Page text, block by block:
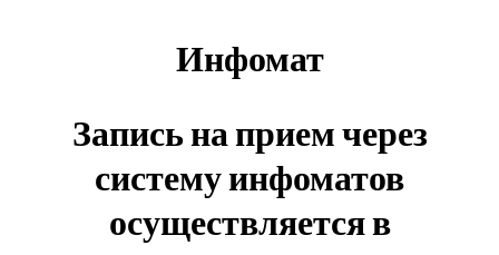
Инфомат
Запись на прием через
систему инфоматов
осуществляется в